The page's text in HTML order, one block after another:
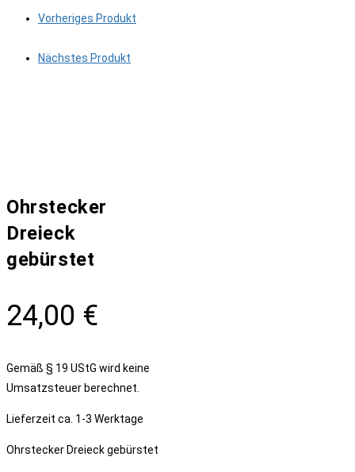
Menge
Vorheriges Produkt
Nächstes Produkt
Ohrstecker
Dreieck
gebürstet
24,00 €
Gemäß § 19 UStG wird keine
Umsatzsteuer berechnet.
Lieferzeit ca. 1-3 Werktage
Ohrstecker Dreieck gebürstet